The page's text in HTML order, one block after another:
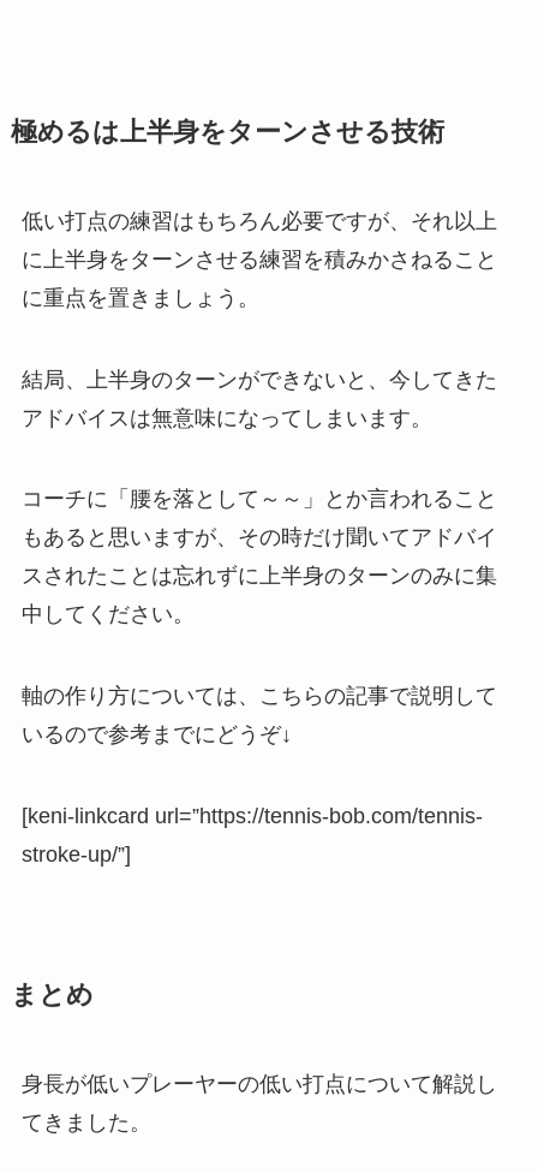
極めるは上半身をターンさせる技術
低い打点の練習はもちろん必要ですが、それ以上
に上半身をターンさせる練習を積みかさねること
に重点を置きましょう。
結局、上半身のターンができないと、今してきた
アドバイスは無意味になってしまいます。
コーチに「腰を落として～～」とか言われること
もあると思いますが、その時だけ聞いてアドバイ
スされたことは忘れずに上半身のターンのみに集
中してください。
軸の作り方については、こちらの記事で説明して
いるので参考までにどうぞ↓
[keni-linkcard url=”https://tennis-bob.com/tennis-
stroke-up/”]
まとめ
身長が低いプレーヤーの低い打点について解説し
てきました。